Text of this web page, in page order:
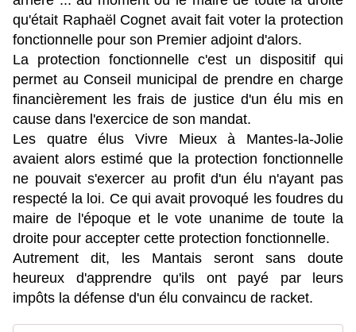
qu'était Raphaël Cognet avait fait voter la protection
fonctionnelle pour son Premier adjoint d'alors.
La protection fonctionnelle c'est un dispositif qui
permet au Conseil municipal de prendre en charge
financièrement les frais de justice d'un élu mis en
cause dans l'exercice de son mandat.
Les quatre élus Vivre Mieux à Mantes-la-Jolie
avaient alors estimé que la protection fonctionnelle
ne pouvait s'exercer au profit d'un élu n'ayant pas
respecté la loi. Ce qui avait provoqué les foudres du
maire de l'époque et le vote unanime de toute la
droite pour accepter cette protection fonctionnelle.
Autrement dit, les Mantais seront sans doute
heureux d'apprendre qu'ils ont payé par leurs
impôts la défense d'un élu convaincu de racket.